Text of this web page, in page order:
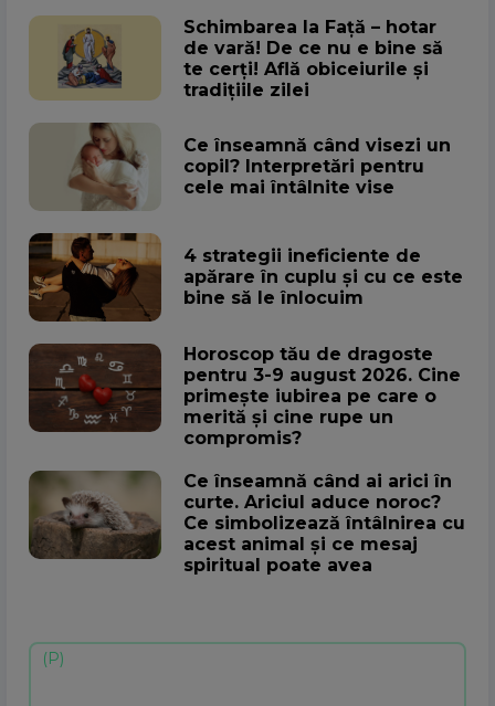
Schimbarea la Față – hotar
de vară! De ce nu e bine să
te cerți! Află obiceiurile și
tradițiile zilei
Ce înseamnă când visezi un
copil? Interpretări pentru
cele mai întâlnite vise
4 strategii ineficiente de
apărare în cuplu și cu ce este
bine să le înlocuim
Horoscop tău de dragoste
pentru 3-9 august 2026. Cine
primește iubirea pe care o
merită și cine rupe un
compromis?
Ce înseamnă când ai arici în
curte. Ariciul aduce noroc?
Ce simbolizează întâlnirea cu
acest animal și ce mesaj
spiritual poate avea